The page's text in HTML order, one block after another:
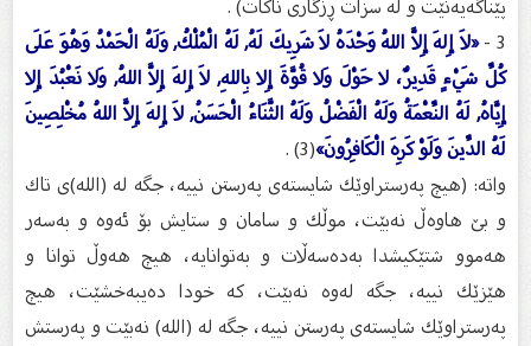
«لاَ إِلهَ إِلاَّ اللهُ وَحْدَهُ لاَ شَرِيكَ لَهُ, لَهُ الْمُلْكُ, وَلَهُ الْحَمْدُ وَهُوَ عَلَى
كُلِّ شَيْءٍ قَدِيرٌ، لا حَوْلَ وَلا قُوَّةَ إِلا بِاللهِ, لاَ إِلهَ إِلاَّ اللهُ, وَلا نَعْبُدَ إِلا
إِيَّاهُ, لَهُ النِّعْمَةُ وَلَهُ الْفَضْلُ وَلَهُ الثَّنَاءُ الْحَسَنُ, لاَ إِلهَ إِلاَّ اللهُ مُخْلِصِينَ
لَهُ الدِّينَ وَلَوْ كَرِهَ الْكَافِرُونَ»(3) .
واته‌: (هیچ په‌رستراوێك شایسته‌ی په‌رستن نییه‌، جگه‌ له‌ (الله)ی تاك
و بێ هاوه‌ڵ نه‌بێت، موڵك و سامان و ستایش بۆ ئه‌وه‌ و به‌سه‌ر
هه‌موو شتێكیشدا به‌ده‌سه‌ڵات و به‌توانایه‌، هیچ هه‌وڵ توانا و
هێزێك نییه‌، جگه‌ له‌وه‌ نه‌بێت، كه‌ خودا ده‌یبه‌خشێت، هیچ
په‌رستراوێك شایسته‌ی په‌رستن نییه‌، جگه‌ له‌ (الله) نه‌بێت و په‌رستش